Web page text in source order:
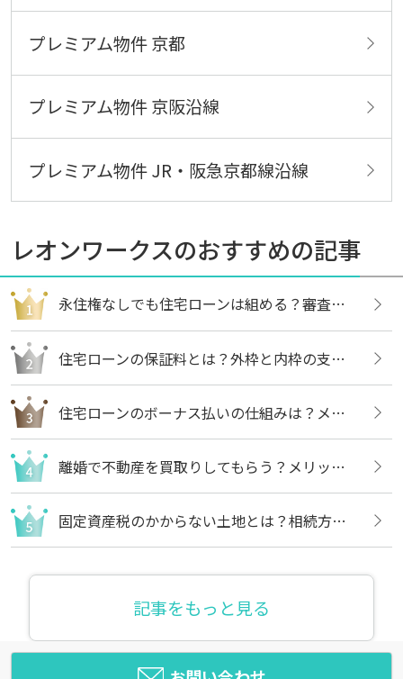
プレミアム物件 京都
プレミアム物件 京阪沿線
プレミアム物件 JR・阪急京都線沿線
レオンワークスのおすすめの記事
永住権なしでも住宅ローンは組める？審査内容や借りる方法についても解説
住宅ローンの保証料とは？外枠と内枠の支払い方法や違いについても解説
住宅ローンのボーナス払いの仕組みは？メリットや注意点についても解説
離婚で不動産を買取りしてもらう？メリットや売却の流れについても解説
固定資産税のかからない土地とは？相続方法や不要な場合の処分方法も解説
記事をもっと見る